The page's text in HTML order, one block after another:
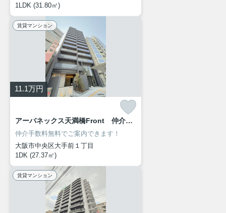
1LDK (31.80㎡)
賃貸マンション
11.1万円
アーバネックス天満橋Front 仲介手数料無料
仲介手数料無料でご案内できます！
大阪市中央区大手前１丁目
1DK (27.37㎡)
賃貸マンション